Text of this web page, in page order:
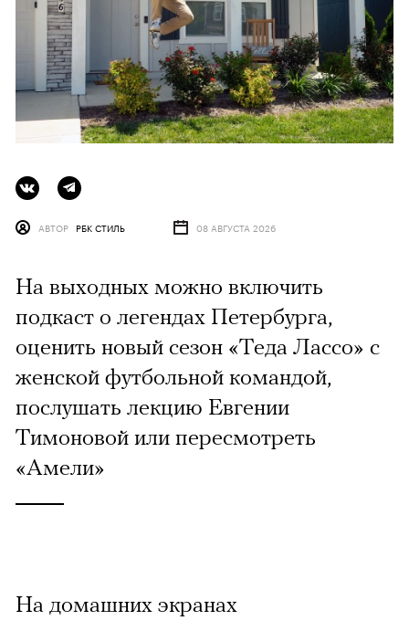
АВТОР РБК СТИЛЬ 08 АВГУСТА 2026
На выходных можно включить
подкаст о легендах Петербурга,
оценить новый сезон «Теда Лассо» с
женской футбольной командой,
послушать лекцию Евгении
Тимоновой или пересмотреть
«Амели»
На домашних экранах